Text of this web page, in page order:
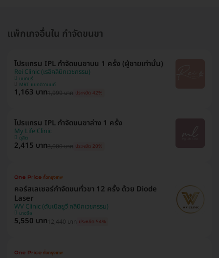
แพ็กเกจอื่นใน กำจัดขนขา
โปรแกรม IPL กำจัดขนขาบน 1 ครั้ง (ผู้ชายเท่านั้น)
Rei Clinic (เรอิคลินิกเวชกรรม)
นนทบุรี
MRT แยกติวานนท์
1,163 บาท1,999 บาท ประหยัด 42%
โปรแกรม IPL กำจัดขนขาล่าง 1 ครั้ง
My Life Clinic
ดุสิต
2,415 บาท3,000 บาท ประหยัด 20%
คอร์สเลเซอร์กำจัดขนทั่วขา 12 ครั้ง ด้วย Diode
Laser
WV Clinic (ดับเบิลยูวี คลินิกเวชกรรม)
บางซื่อ
5,550 บาท12,440 บาท ประหยัด 54%